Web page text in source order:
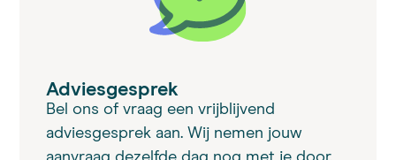
Adviesgesprek
Bel ons of vraag een vrijblijvend
adviesgesprek aan. Wij nemen jouw